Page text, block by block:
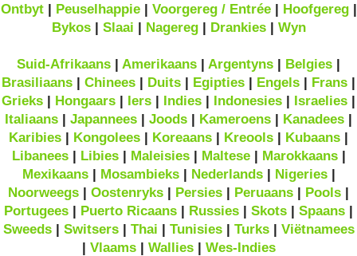
Ontbyt| Peuselhappie| Voorgereg / Entrée| Hoofgereg|
Bykos| Slaai | Nagereg| Drankies| Wyn
Suid-Afrikaans | Amerikaans | Argentyns | Belgies |
Brasiliaans | Chinees | Duits | Egipties | Engels | Frans |
Grieks | Hongaars | Iers | Indies | Indonesies | Israelies |
Italiaans | Japannees | Joods | Kameroens | Kanadees |
Karibies | Kongolees | Koreaans | Kreools | Kubaans |
Libanees| Libies| Maleisies| Maltese| Marokkaans|
Mexikaans| Mosambieks| Nederlands| Nigeries|
Noorweegs | Oostenryks | Persies | Peruaans | Pools |
Portugees | Puerto Ricaans | Russies | Skots | Spaans |
Sweeds| Switsers| Thai | Tunisies| Turks| Viëtnamees
| Vlaams| Wallies| Wes-Indies